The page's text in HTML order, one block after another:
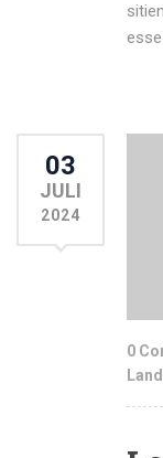
03
JULI
2024
0